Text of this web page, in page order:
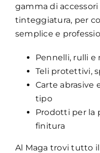
gamma di
tinteggiatura, per
semplice e
Pennelli, rulli e
Teli protettivi,
Carte abrasive
tipo
Prodotti per la
finitura
Al Maga trovi tutto